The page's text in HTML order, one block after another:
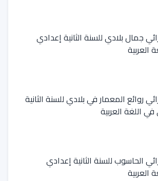
جمال بلادي للسنة الثانية إعدادي
روائع المعمار في بلادي للسنة الثانية
اللغة العربية
الحاسوب للسنة الثانية إعدادي